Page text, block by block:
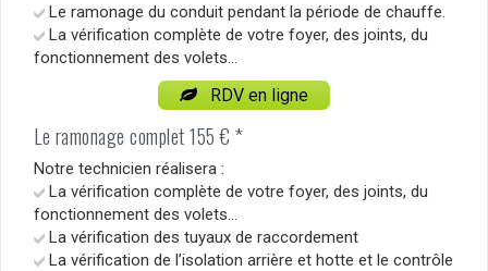
Le ramonage du conduit pendant la période de chauffe.
La vérification complète de votre foyer, des joints, du
fonctionnement des volets…
RDV en ligne
Le ramonage complet 155 € *
Notre technicien réalisera :
La vérification complète de votre foyer, des joints, du
fonctionnement des volets…
La vérification des tuyaux de raccordement
La vérification de l’isolation arrière et hotte et le contrôle